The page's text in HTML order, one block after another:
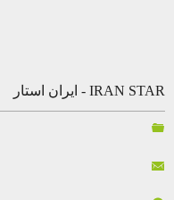
IRAN STAR - ایران استار